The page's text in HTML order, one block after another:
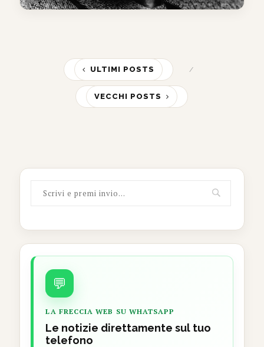
ULTIMI POSTS
VECCHI POSTS
💬
LA FRECCIA WEB SU WHATSAPP
Le notizie direttamente sul tuo
telefono